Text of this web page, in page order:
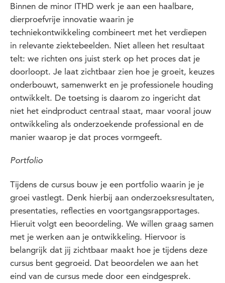
Binnen de minor ITHD werk je aan een haalbare,
dierproefvrije innovatie waarin je
techniekontwikkeling combineert met het verdiepen
in relevante ziektebeelden. Niet alleen het resultaat
telt: we richten ons juist sterk op het proces dat je
doorloopt. Je laat zichtbaar zien hoe je groeit, keuzes
onderbouwt, samenwerkt en je professionele houding
ontwikkelt. De toetsing is daarom zo ingericht dat
niet het eindproduct centraal staat, maar vooral jouw
ontwikkeling als onderzoekende professional en de
manier waarop je dat proces vormgeeft.
Portfolio
Tijdens de cursus bouw je een portfolio waarin je je
groei vastlegt. Denk hierbij aan onderzoeksresultaten,
presentaties, reflecties en voortgangsrapportages.
Hieruit volgt een beoordeling. We willen graag samen
met je werken aan je ontwikkeling. Hiervoor is
belangrijk dat jij zichtbaar maakt hoe je tijdens deze
cursus bent gegroeid. Dat beoordelen we aan het
eind van de cursus mede door een eindgesprek.